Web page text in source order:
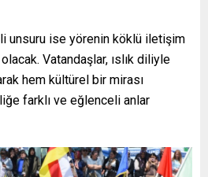
unsuru ise yörenin köklü iletişim
Vatandaşlar, ıslık diliyle
hem kültürel bir mirası
farklı ve eğlenceli anlar